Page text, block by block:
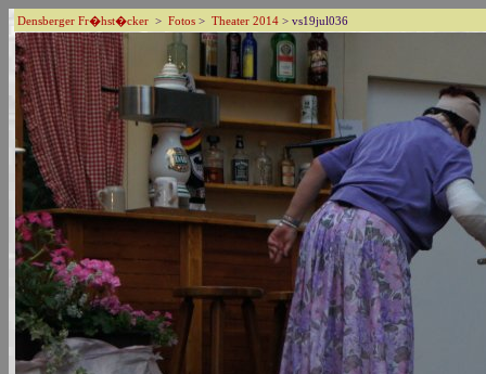
Densberger Fr�hst�cker > Fotos > Theater 2014 > vs19jul036